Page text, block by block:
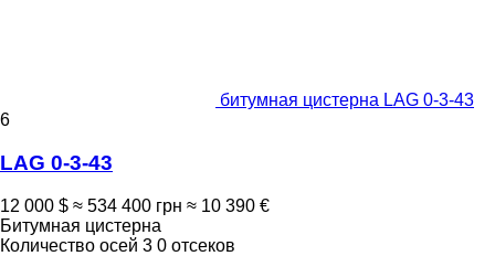
битумная цистерна LAG 0-3-43
6
LAG 0-3-43
12 000 $ ≈ 534 400 грн ≈ 10 390 €
Битумная цистерна
Количество осей 3 0 отсеков